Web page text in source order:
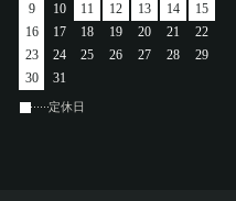
ログイン / 新規登録
9
10 11 12 13 14
15
16
17 18 19 20 21
22
23
24 25 26 27 28
29
30
31
定休日